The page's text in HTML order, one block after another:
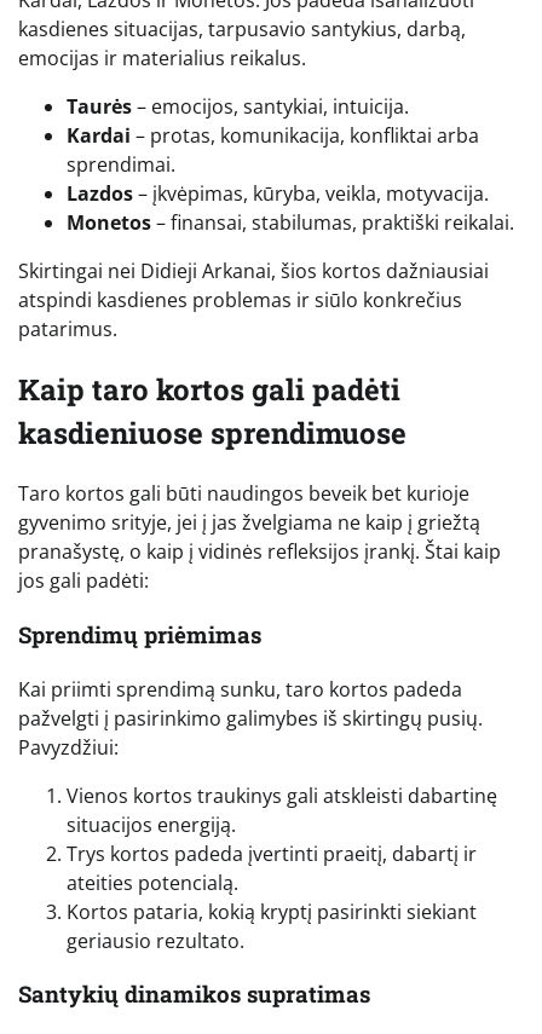
kasdienes situacijas, tarpusavio santykius, darbą,
emocijas ir materialius reikalus.
Taurės– emocijos, santykiai, intuicija.
Kardai – protas, komunikacija, konfliktai arba
sprendimai.
Lazdos– įkvėpimas, kūryba, veikla, motyvacija.
Monetos– finansai, stabilumas, praktiški reikalai.
Skirtingai nei Didieji Arkanai, šios kortos dažniausiai
atspindi kasdienes problemas ir siūlo konkrečius
patarimus.
Kaip taro kortos gali padėti
kasdieniuose sprendimuose
Taro kortos gali būti naudingos beveik bet kurioje
gyvenimo srityje, jei į jas žvelgiama ne kaip į griežtą
pranašystę, o kaip į vidinės refleksijos įrankį. Štai kaip
jos gali padėti:
Sprendimų priėmimas
Kai priimti sprendimą sunku, taro kortos padeda
pažvelgti į pasirinkimo galimybes iš skirtingų pusių.
Pavyzdžiui:
Vienos kortos traukinys gali atskleisti dabartinę
situacijos energiją.
Trys kortos padeda įvertinti praeitį, dabartį ir
ateities potencialą.
Kortos pataria, kokią kryptį pasirinkti siekiant
geriausio rezultato.
Santykių dinamikos supratimas